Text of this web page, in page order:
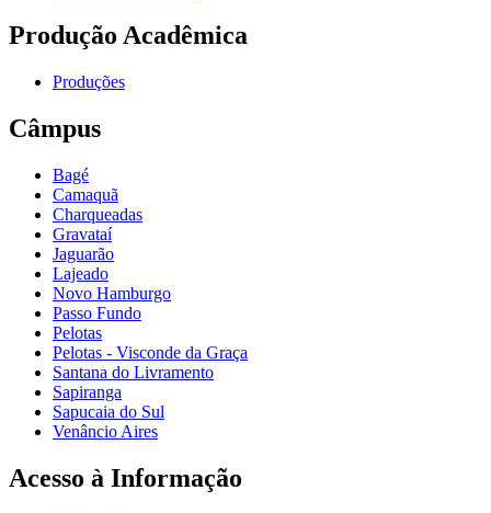
Produção Acadêmica
Produções
Câmpus
Bagé
Camaquã
Charqueadas
Gravataí
Jaguarão
Lajeado
Novo Hamburgo
Passo Fundo
Pelotas
Pelotas - Visconde da Graça
Santana do Livramento
Sapiranga
Sapucaia do Sul
Venâncio Aires
Acesso à Informação